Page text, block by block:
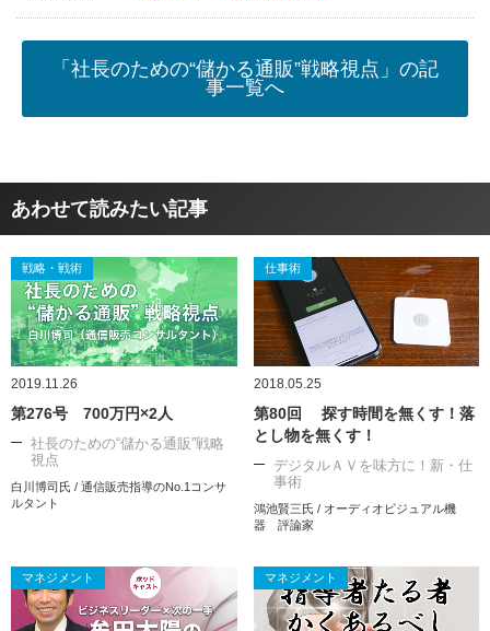
「社長のための“儲かる通販”戦略視点」の記
事一覧へ
あわせて読みたい記事
戦略・戦術
2019.11.26
第276号 700万円×2人
社長のための“儲かる通販”戦略
視点
白川博司氏 / 通信販売指導のNo.1コンサ
ルタント
仕事術
2018.05.25
第80回 探す時間を無くす！落
とし物を無くす！
デジタルＡＶを味方に！新・仕
事術
鴻池賢三氏 / オーディオビジュアル機
器 評論家
マネジメント マネジメント